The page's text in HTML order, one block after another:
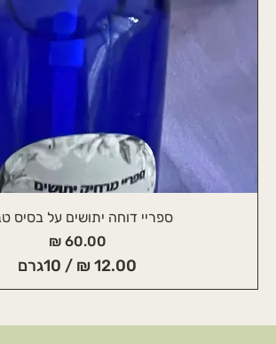
ספריי דוחה יתושים על בסיס
מחיר
/ 10גרם
‏
2